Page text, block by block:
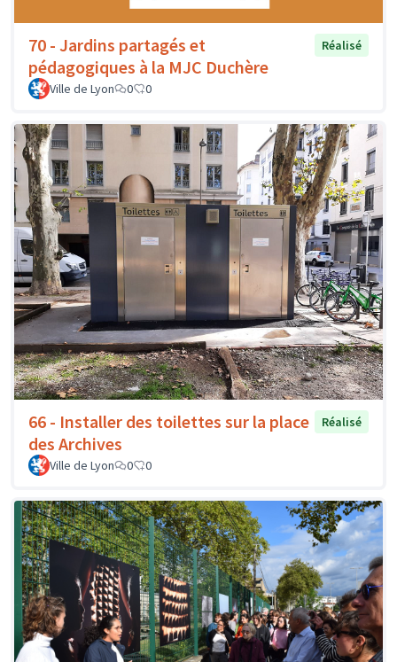
70 - Jardins partagés et
pédagogiques à la MJC Duchère
Réalisé
Ville de Lyon 0 0
66 - Installer des toilettes sur la place
des Archives
Réalisé
Ville de Lyon 0 0